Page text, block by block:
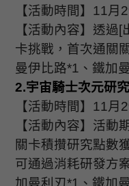
【活動時間】 11月
【活動內容】透過 [
卡挑戰，首次通關
曼伊比路*1 、鐵加
2.宇宙騎士次元研
【活動時間】 11月
【活動內容】活動
關卡積攢研究點數
可通過消耗研發方
加曼利刃*1 、鐵加